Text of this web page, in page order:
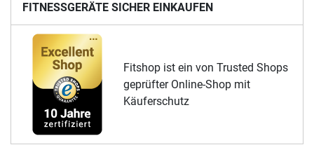
FITNESSGERÄTE SICHER EINKAUFEN
Fitshop ist ein von Trusted Shops
geprüfter Online-Shop mit
Käuferschutz